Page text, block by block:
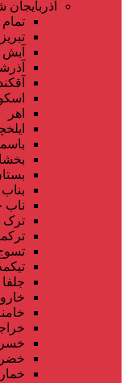
تبریز
آبش
اهر
بناب
ناب
ترک
جلفا